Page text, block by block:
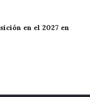
en el 2027 en